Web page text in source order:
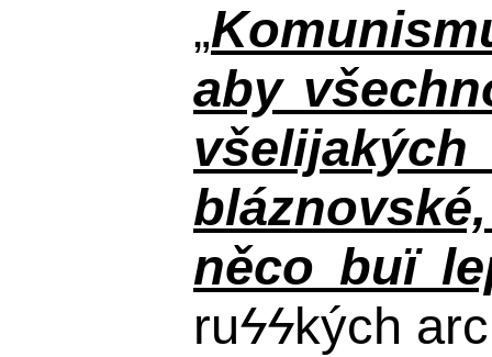
„
aby
něco buï
ruϟϟkých